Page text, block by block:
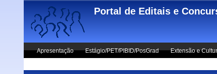
Skip to main content
Portal de Editais e
Apresentação Estágio/PET/PIBID/PosGrad Extensão e